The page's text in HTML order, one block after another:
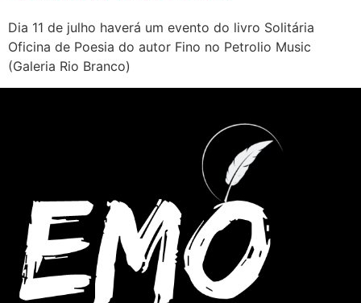
Dia 11 de julho haverá um evento do livro Solitária
Oficina de Poesia do autor Fino no Petrolio Music
(Galeria Rio Branco)